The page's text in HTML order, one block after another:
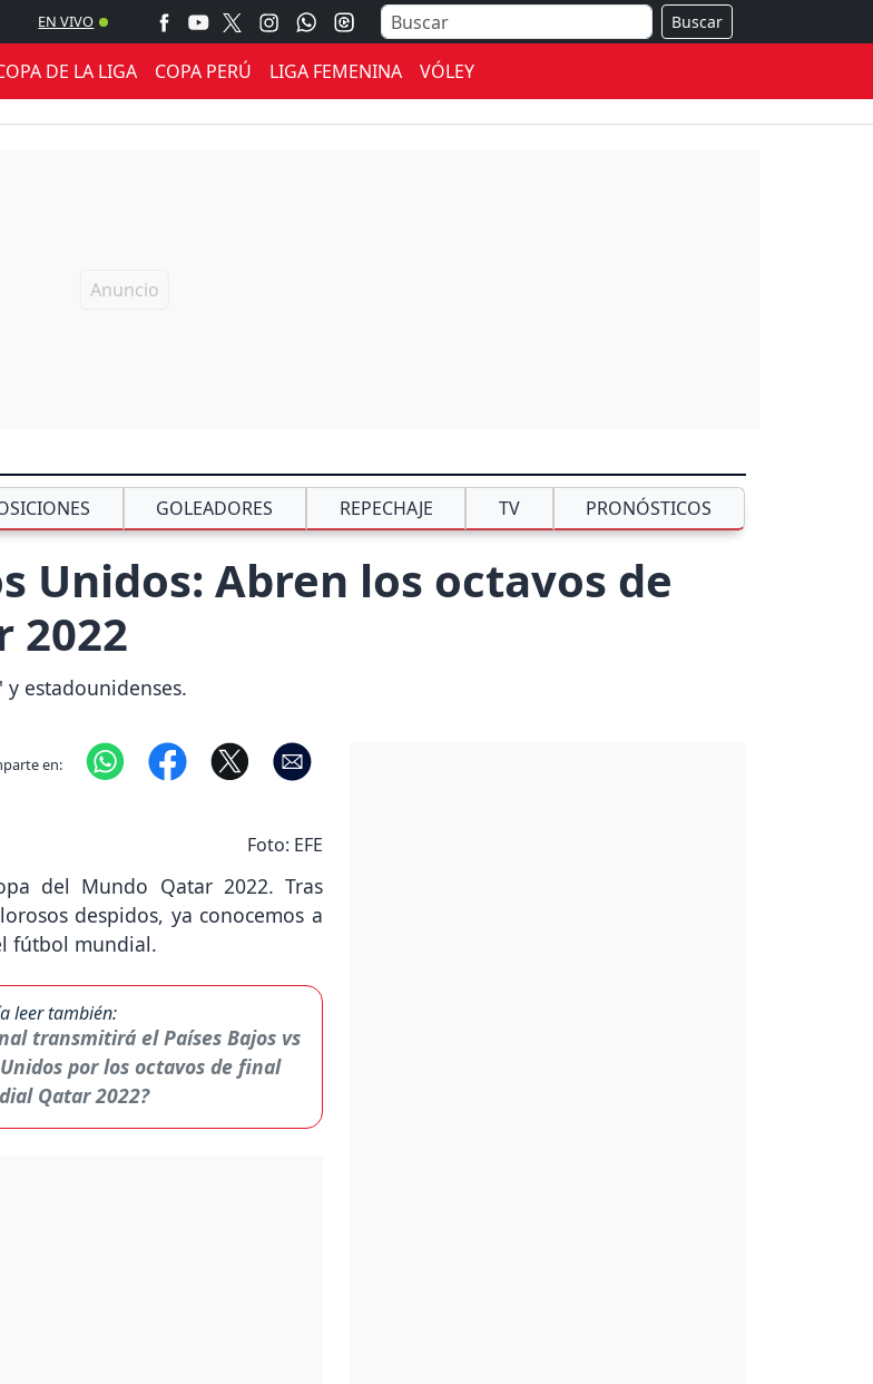
EN VIVO Buscar
DE LA LIGA COPA PERÚ LIGA FEMENINA VÓLEY
GOLEADORES REPECHAJE TV PRONÓSTICOS
Unidos: Abren los octavos de
2022
estadounidenses.
en:
Foto: EFE
del Mundo Qatar 2022. Tras
despidos, ya conocemos a
fútbol mundial.
leer también:
transmitirá el Países Bajos vs
por los octavos de final
Qatar 2022?